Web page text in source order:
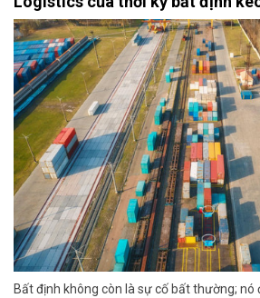
Bất định không còn là sự cố bất thường;